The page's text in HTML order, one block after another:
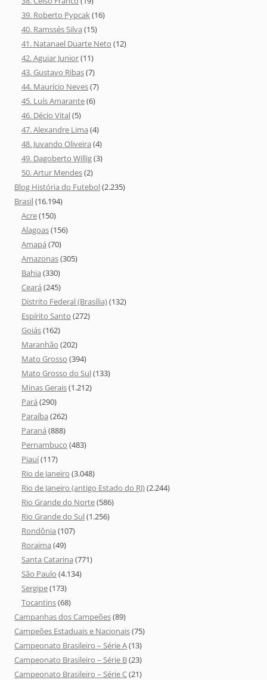
39. Roberto Pypcak(16)
40. Ramssés Silva (15)
41. Natanael Duarte Neto (12)
42. Aguiar Junior(11)
43. Gustavo Ribas(7)
44. Maurício Neves(7)
45. Luís Amarante(6)
46. Décio Vital(5)
47. Alexandre Lima (4)
48. Juvando Oliveira (4)
49. Dagoberto Willig(3)
50. Artur Mendes(2)
Blog História do Futebol(2.235)
Brasil(16.194)
Acre(150)
Alagoas(156)
Amapá (70)
Amazonas(305)
Bahia (330)
Ceará (245)
Distrito Federal (Brasília)(132)
Espírito Santo (272)
Goiás(162)
Maranhão (202)
Mato Grosso (394)
Mato Grosso do Sul(133)
Minas Gerais(1.212)
Pará (290)
Paraíba (262)
Paraná (888)
Pernambuco (483)
Piauí(117)
Rio de Janeiro (3.048)
Rio de Janeiro (antigo Estado do RJ)(2.244)
Rio Grande do Norte(586)
Rio Grande do Sul(1.256)
Rondônia (107)
Roraima (49)
Santa Catarina (771)
São Paulo (4.134)
Sergipe(173)
Tocantins(68)
Campanhas dos Campeões(89)
Campeões Estaduais e Nacionais(75)
Campeonato Brasileiro – Série A(13)
Campeonato Brasileiro – Série B(23)
Campeonato Brasileiro – Série C(21)